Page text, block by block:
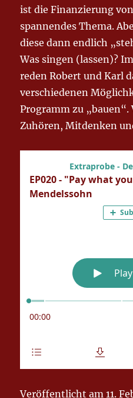
ist die Finanzierung
spannendes Thema.
diese dann endlich
Was singen (lassen)?
reden Robert und Karl
verschiedenen
Programm zu „bauen“.
Zuhören, Mitdenken
Veröffentlicht am 11.